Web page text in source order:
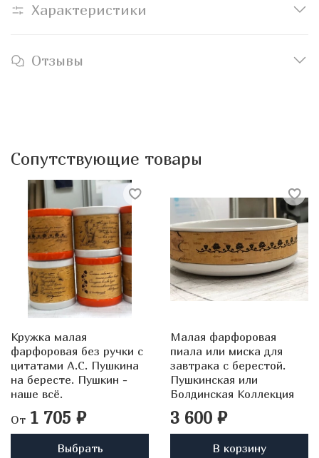
Характеристики
Отзывы
Сопутствующие товары
Кружка малая
фарфоровая без ручки с
цитатами А.С. Пушкина
на бересте. Пушкин -
наше всё.
От 1 705 ₽
Выбрать
Малая фарфоровая
пиала или миска для
завтрака с берестой.
Пушкинская или
Болдинская Коллекция
3 600 ₽
В корзину